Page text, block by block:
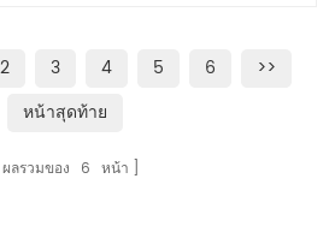
2 3 4 5 6
>>
หน้าสุดท้าย
ผลรวมของ 6 หน้า